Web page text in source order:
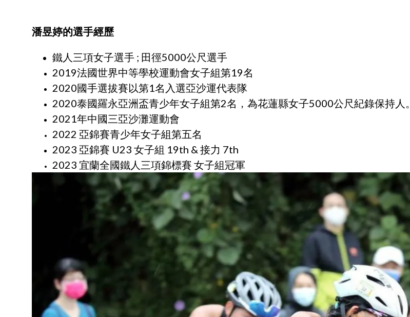
潘昱婷的選手經歷
鐵人三項女子選手 ; 田徑5000公尺選手
2019法國世界中等學校運動會女子組第19名
2020國手選拔賽以第1名入選亞沙運代表隊
2020泰國羅永亞洲盃青少年女子組第2名，為花蓮縣女子5000公尺紀錄保持人。
2021年中國三亞沙灘運動會
2022 亞錦賽青少年女子組第五名
2023 亞錦賽 U23 女子組 19th & 接力 7th
2023 宜蘭全國鐵人三項錦標賽 女子組冠軍